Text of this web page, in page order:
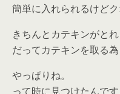
簡単に入れられるけどク
きちんとカテキンがとれ
だってカテキンを取る
やっぱりね。
って時に見つけたんです